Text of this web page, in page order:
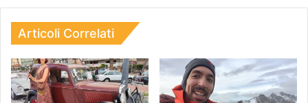
Articoli Correlati